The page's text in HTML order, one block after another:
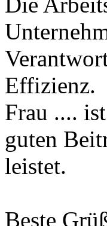
Effizienz.
Frau ....
guten
leistet.
Beste